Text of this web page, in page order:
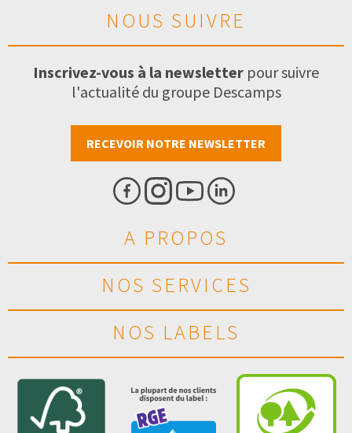
NOUS SUIVRE
Inscrivez-vous à la newsletter pour suivre
l'actualité du groupe Descamps
RECEVOIR NOTRE NEWSLETTER
A PROPOS
NOS SERVICES
NOS LABELS